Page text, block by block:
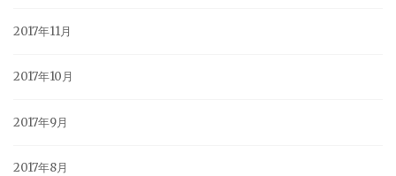
2017年11月
2017年10月
2017年9月
2017年8月